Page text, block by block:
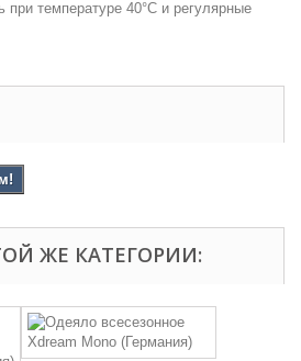
при температуре 40°С и регулярные
ЖЕ КАТЕГОРИИ: